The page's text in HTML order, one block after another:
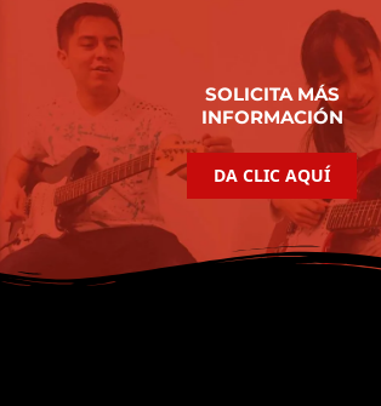
SOLICITA MÁS
INFORMACIÓN
DA CLIC AQUÍ